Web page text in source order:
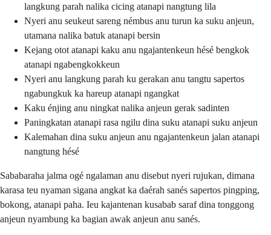
langkung parah nalika cicing atanapi nangtung lila
Nyeri anu seukeut sareng némbus anu turun ka suku anjeun,
utamana nalika batuk atanapi bersin
Kejang otot atanapi kaku anu ngajantenkeun hésé bengkok
atanapi ngabengkokkeun
Nyeri anu langkung parah ku gerakan anu tangtu sapertos
ngabungkuk ka hareup atanapi ngangkat
Kaku énjing anu ningkat nalika anjeun gerak sadinten
Paningkatan atanapi rasa ngilu dina suku atanapi suku anjeun
Kalemahan dina suku anjeun anu ngajantenkeun jalan atanapi
nangtung hésé
Sababaraha jalma ogé ngalaman anu disebut nyeri rujukan, dimana
karasa teu nyaman sigana angkat ka daérah sanés sapertos pingping,
bokong, atanapi paha. Ieu kajantenan kusabab saraf dina tonggong
anjeun nyambung ka bagian awak anjeun anu sanés.